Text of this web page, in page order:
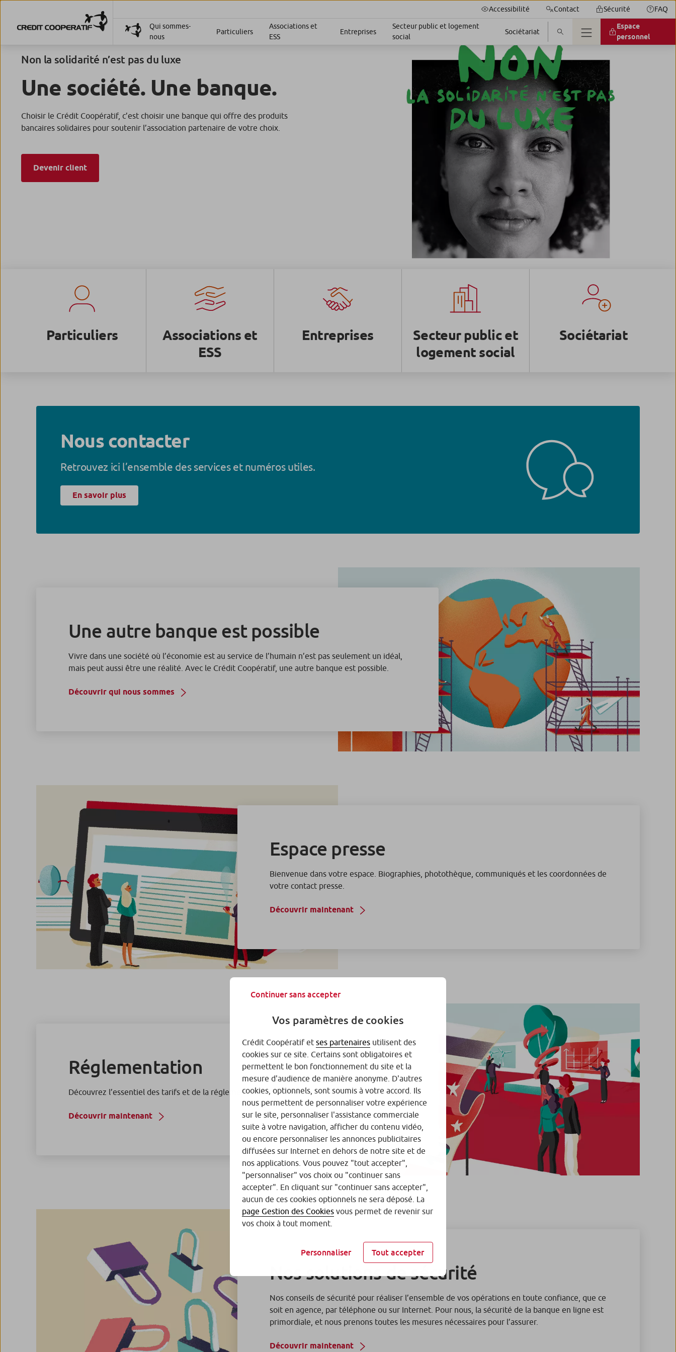
Accessibilité Contact Sécurité FAQ
Qui sommes-
nous
Particuliers
Associations et
ESS
Entreprises
Secteur public et logement
social
Sociétariat
Espace
personnel
Non la solidarité n’est pas du luxe
Une société. Une banque.
Choisir le Crédit Coopératif, c’est choisir une banque qui offre des produits
bancaires solidaires pour soutenir l’association partenaire de votre choix.
Devenir client
Particuliers
Associations et
ESS
Entreprises
Secteur public et
logement social
Sociétariat
Nous contacter
Retrouvez ici l’ensemble des services et numéros utiles.
En savoir plus
Une autre banque est possible
Vivre dans une société où l’économie est au service de l’humain n’est pas seulement un idéal,
mais peut aussi être une réalité. Avec le Crédit Coopératif, une autre banque est possible.
Découvrir qui nous sommes
Espace presse
Bienvenue dans votre espace. Biographies, photothèque, communiqués et les coordonnées de
votre contact presse.
Découvrir maintenant
Réglementation
Découvrez l’essentiel des tarifs et de la réglementation bancaire.
Découvrir maintenant
Nos solutions de sécurité
Nos conseils de sécurité pour réaliser l’ensemble de vos opérations en toute confiance, que ce
soit en agence, par téléphone ou sur Internet. Pour nous, la sécurité de la banque en ligne est
primordiale, et nous prenons toutes les mesures nécessaires pour l’assurer.
Découvrir maintenant
Continuer sans accepter
Vos paramètres de cookies
Crédit Coopératif et ses partenaires utilisent des
cookies sur ce site. Certains sont obligatoires et
permettent le bon fonctionnement du site et la
mesure d'audience de manière anonyme. D'autres
cookies, optionnels, sont soumis à votre accord. Ils
nous permettent de personnaliser votre expérience
sur le site, personnaliser l'assistance commerciale
suite à votre navigation, afficher du contenu vidéo,
ou encore personnaliser les annonces publicitaires
diffusées sur Internet en dehors de notre site et de
nos applications. Vous pouvez "tout accepter",
"personnaliser" vos choix ou "continuer sans
accepter". En cliquant sur "continuer sans accepter",
aucun de ces cookies optionnels ne sera déposé. La
page Gestion des Cookies vous permet de revenir sur
vos choix à tout moment.
Personnaliser Tout accepter